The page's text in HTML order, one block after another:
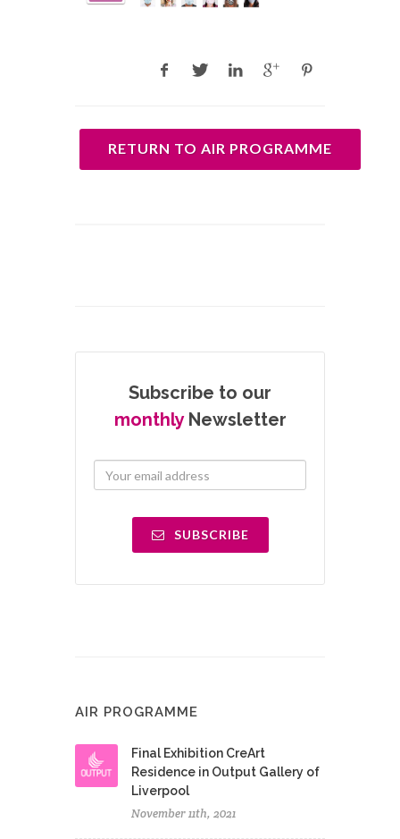
RETURN TO AIR PROGRAMME
Subscribe to our
monthlyNewsletter
SUBSCRIBE
AIR PROGRAMME
Final Exhibition CreArt
Residence in Output Gallery of
Liverpool
November 11th, 2021